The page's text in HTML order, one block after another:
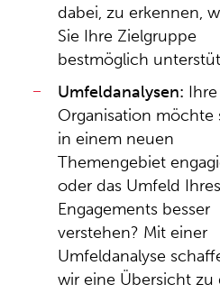
dabei, zu erkennen,
Sie Ihre Zielgruppe
bestmöglich
Umfeldanalysen: Ihre
Organisation möchte
in einem neuen
Themengebiet
oder das Umfeld Ihres
Engagements besser
verstehen? Mit einer
Umfeldanalyse
wir eine Übersicht zu